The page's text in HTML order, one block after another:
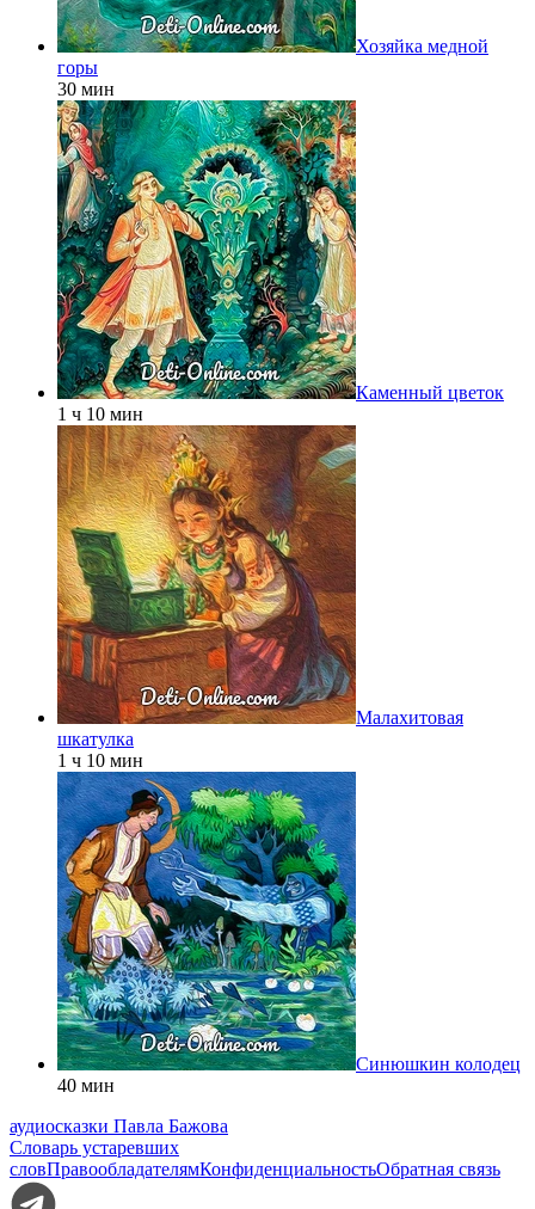
Хозяйка медной
горы
30 мин
Каменный цветок
1 ч 10 мин
Малахитовая
шкатулка
1 ч 10 мин
Синюшкин колодец
40 мин
аудиосказки Павла Бажова
Словарь устаревших
словПравообладателямКонфиденциальностьОбратная связь